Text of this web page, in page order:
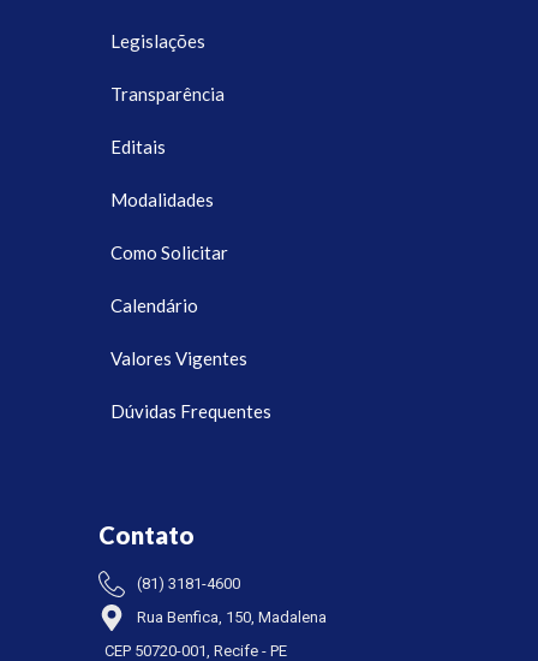
Legislações
Transparência
Editais
Modalidades
Como Solicitar
Calendário
Valores Vigentes
Dúvidas Frequentes
Contato
(81) 3181-4600
Rua Benfica, 150, Madalena
CEP 50720-001, Recife - PE